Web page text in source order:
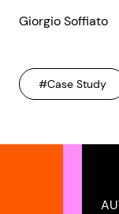
Giorgio Soffiato
#Case Study